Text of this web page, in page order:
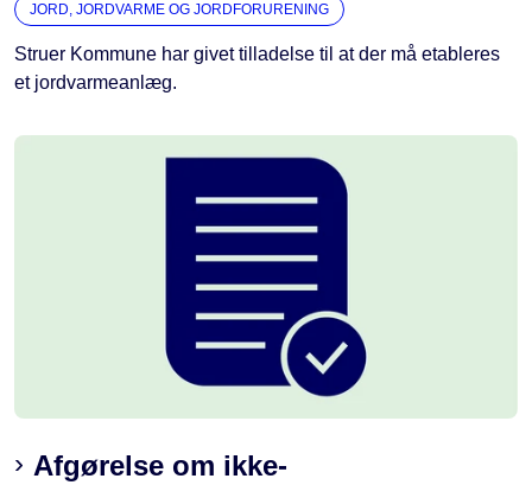
JORD, JORDVARME OG JORDFORURENING
Struer Kommune har givet tilladelse til at der må etableres
et jordvarmeanlæg.
Afgørelse om ikke-